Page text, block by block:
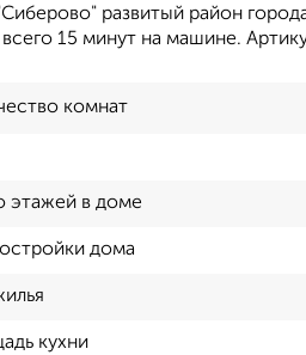
развитый район
15 минут на машине.
комнат
этажей в доме
дома
кухни